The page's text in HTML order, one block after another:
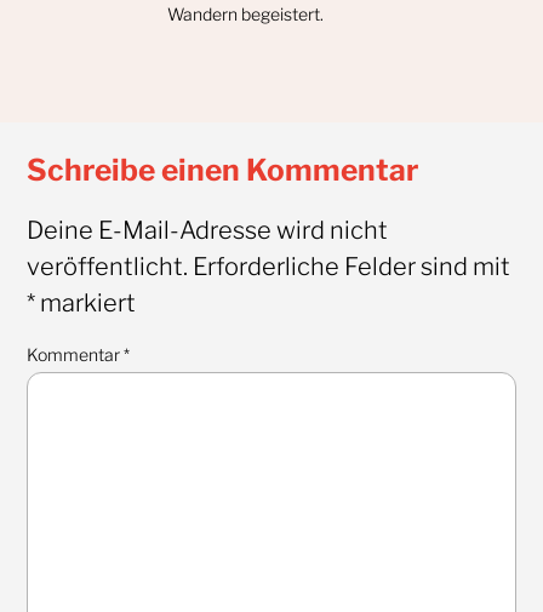
Wandern begeistert.
Schreibe einen Kommentar
Deine E-Mail-Adresse wird nicht
veröffentlicht. Erforderliche Felder sind mit
*markiert
Kommentar*